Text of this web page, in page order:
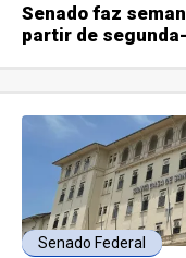
Senado faz
partir de
Senado Federal